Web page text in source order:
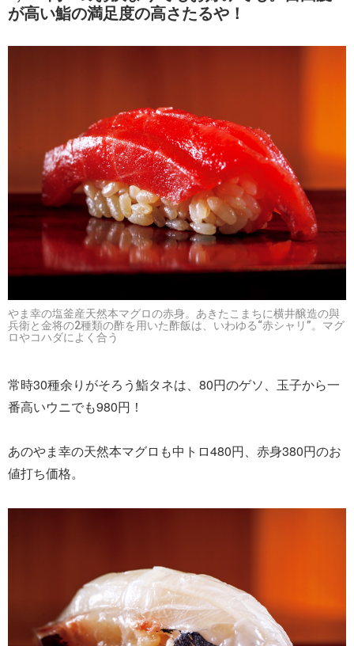
が高い鮨の満足度の高さたるや！
やま幸の塩釜産天然本マグロの赤身。あきたこまちに横井醸造の與
兵衛と金将の2種類の酢を用いた酢飯は、いわゆる“赤シャリ”。マグ
ロやコハダによく合う
常時30種余りがそろう鮨タネは、80円のゲソ、玉子から一
番高いウニでも980円！
あのやま幸の天然本マグロも中トロ480円、赤身380円のお
値打ち価格。